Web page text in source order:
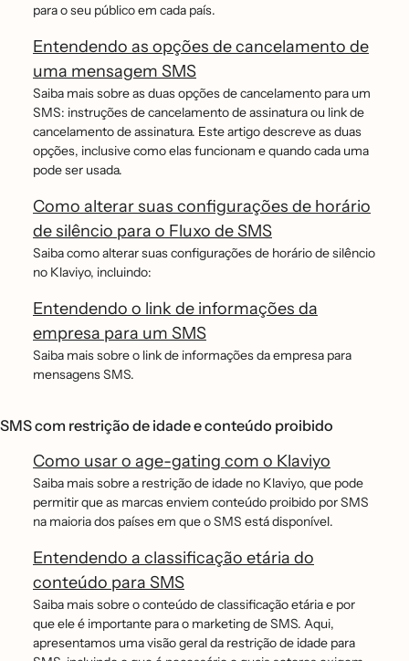
para o seu público em cada país.
Entendendo as opções de cancelamento de
uma mensagem SMS
Saiba mais sobre as duas opções de cancelamento para um
SMS: instruções de cancelamento de assinatura ou link de
cancelamento de assinatura. Este artigo descreve as duas
opções, inclusive como elas funcionam e quando cada uma
pode ser usada.
Como alterar suas configurações de horário
de silêncio para o Fluxo de SMS
Saiba como alterar suas configurações de horário de silêncio
no Klaviyo, incluindo:
Entendendo o link de informações da
empresa para um SMS
Saiba mais sobre o link de informações da empresa para
mensagens SMS.
SMS com restrição de idade e conteúdo proibido
Como usar o age-gating com o Klaviyo
Saiba mais sobre a restrição de idade no Klaviyo, que pode
permitir que as marcas enviem conteúdo proibido por SMS
na maioria dos países em que o SMS está disponível.
Entendendo a classificação etária do
conteúdo para SMS
Saiba mais sobre o conteúdo de classificação etária e por
que ele é importante para o marketing de SMS. Aqui,
apresentamos uma visão geral da restrição de idade para